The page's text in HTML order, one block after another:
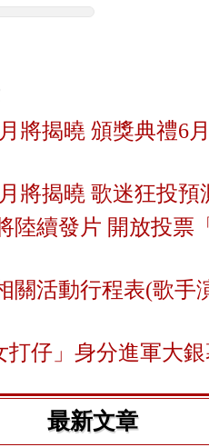
將揭曉 頒獎典禮6
將揭曉 歌迷狂投預
陸續發片 開放投票
關活動行程表(歌手
打仔」身分進軍大
最新文章